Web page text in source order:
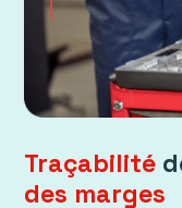
Traçabilité
des marges